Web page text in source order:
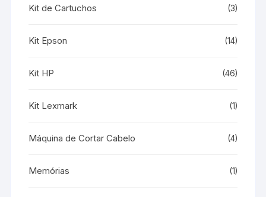
Kit de Cartuchos (3)
Kit Epson (14)
Kit HP (46)
Kit Lexmark (1)
Máquina de Cortar Cabelo (4)
Memórias (1)